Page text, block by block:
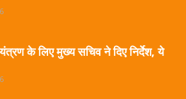
के लिए मुख्य सचिव ने दिए निर्देश, ये